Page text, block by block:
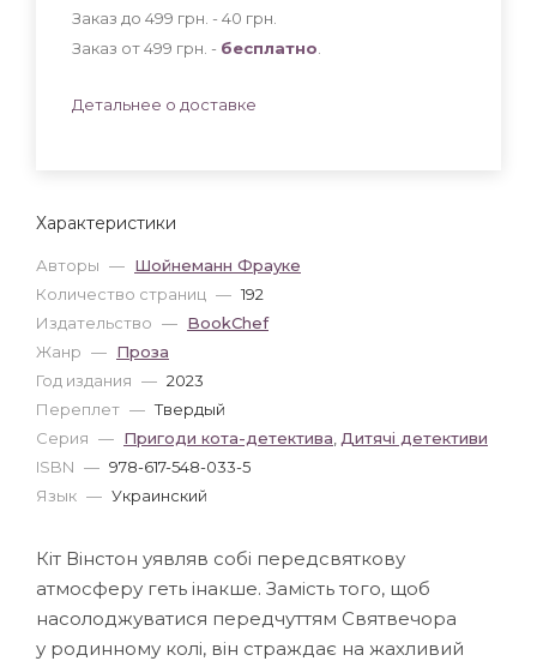
Характеристики
Авторы — Шойнеманн Фрауке
Количество страниц — 192
Издательство — BookChef
Жанр — Проза
Год издания — 2023
Переплет — Твердый
Серия — Пригоди кота-детектива Дитячі детективи
ISBN — 978-617-548-033-5
Язык — Украинский
Заказ до 499 грн. - 40 грн
Заказ от 499 грн. - бесплатно
Детальнее о доставке
Кіт Вінстон уявляв собі передсвяткову
атмосферу геть інакше. Замість того, щоб
насолоджуватися передчуттям Святвечора
у родинному колі, він страждає на жахливий